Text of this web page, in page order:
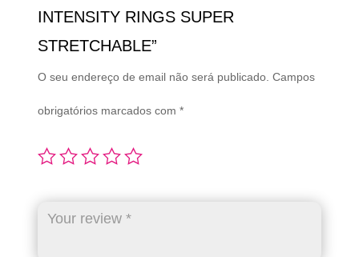
INTENSITY RINGS SUPER
STRETCHABLE”
O seu endereço de email não será publicado. Campos
obrigatórios marcados com *